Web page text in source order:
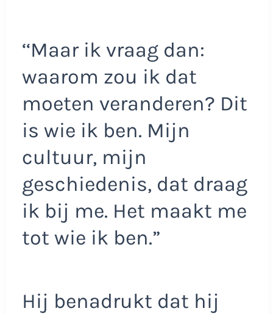
‘‘Maar ik vraag dan:
waarom zou ik dat
moeten veranderen? Dit
is wie ik ben. Mijn
cultuur, mijn
geschiedenis, dat draag
ik bij me. Het maakt me
tot wie ik ben.”
Hij benadrukt dat hij